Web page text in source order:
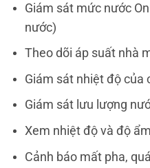
Giám sát mức nước
nước)
Theo dõi áp suất nhà
Giám sát nhiệt độ của
Giám sát lưu lượng
Xem nhiệt độ và độ
Cảnh báo mất pha,